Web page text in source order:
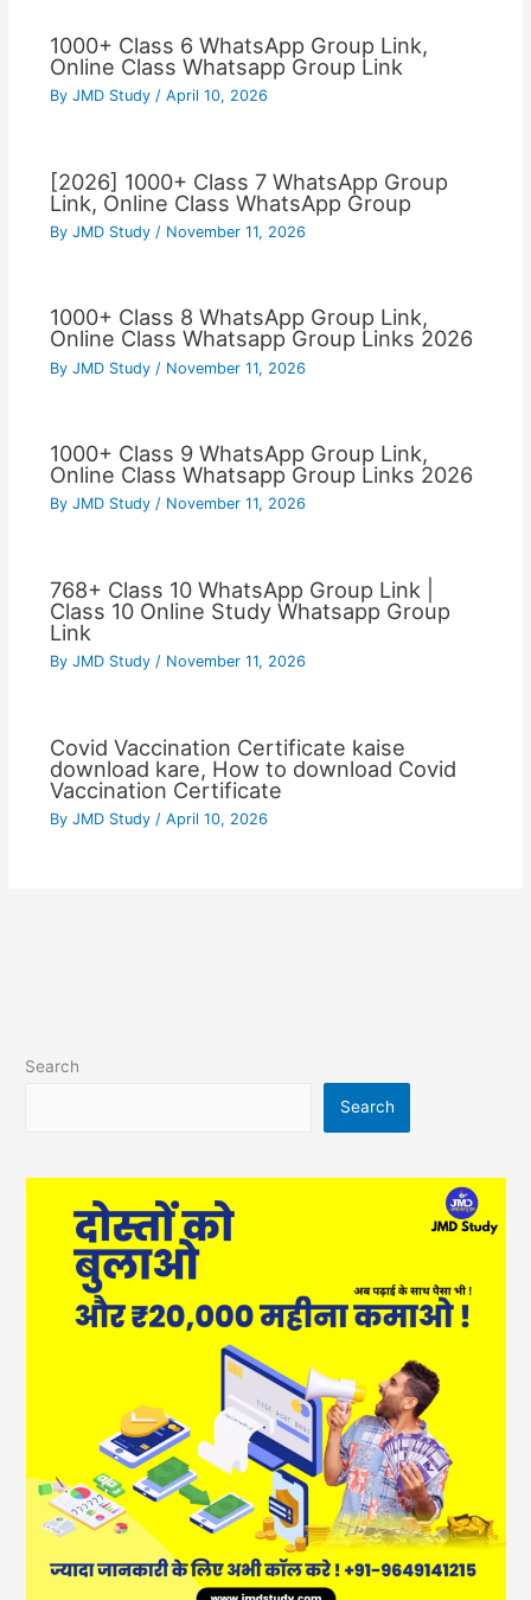
1000+ Class 6 WhatsApp Group Link,
Online Class Whatsapp Group Link
By JMD Study / April 10, 2026
[2026] 1000+ Class 7 WhatsApp Group
Link, Online Class WhatsApp Group
By JMD Study / November 11, 2026
1000+ Class 8 WhatsApp Group Link,
Online Class Whatsapp Group Links 2026
By JMD Study / November 11, 2026
1000+ Class 9 WhatsApp Group Link,
Online Class Whatsapp Group Links 2026
By JMD Study / November 11, 2026
768+ Class 10 WhatsApp Group Link |
Class 10 Online Study Whatsapp Group
Link
By JMD Study / November 11, 2026
Covid Vaccination Certificate kaise
download kare, How to download Covid
Vaccination Certificate
By JMD Study / April 10, 2026
Search
Search